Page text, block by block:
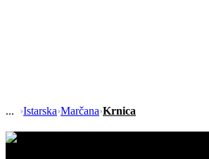
›Istarska›Marčana›Krnica